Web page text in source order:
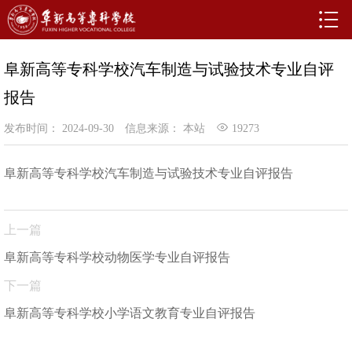
阜新高等专科学校汽车制造与试验技术专业自评
报告
发布时间： 2024-09-30 信息来源： 本站 19273
阜新高等专科学校汽车制造与试验技术专业自评报告
上一篇
阜新高等专科学校动物医学专业自评报告
下一篇
阜新高等专科学校小学语文教育专业自评报告